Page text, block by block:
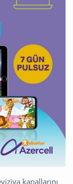
kanallarını